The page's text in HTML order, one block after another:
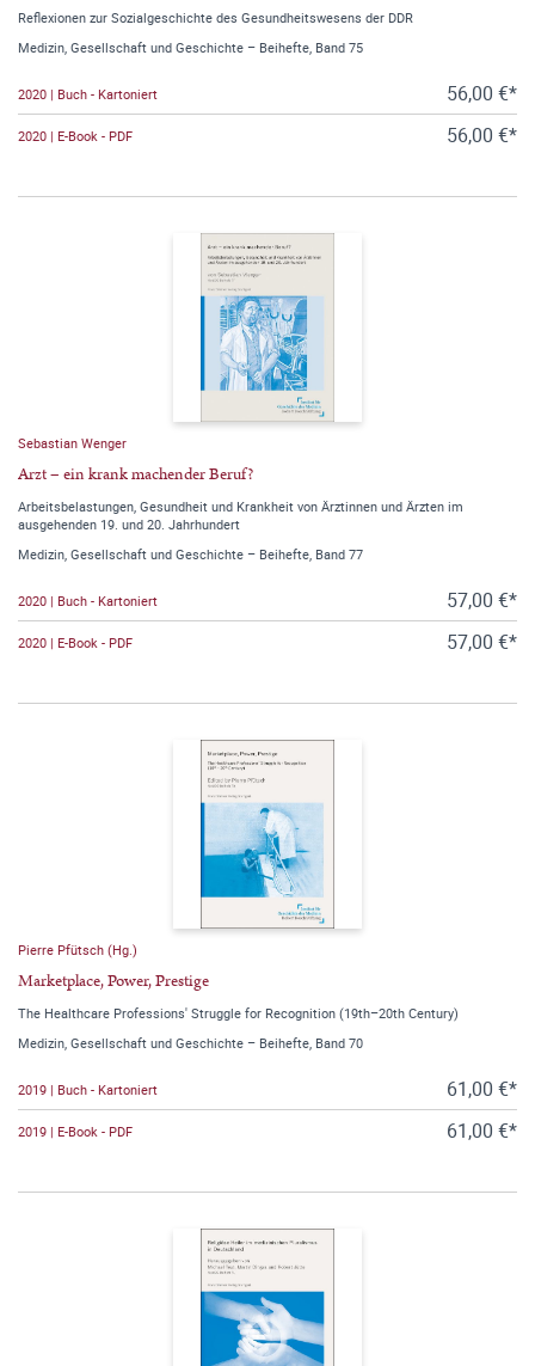
Reflexionen zur Sozialgeschichte des Gesundheitswesens der DDR
Medizin, Gesellschaft und Geschichte – Beihefte, Band 75
2020 | Buch - Kartoniert 56,00 €*
2020 | E-Book - PDF 56,00 €*
Sebastian Wenger
Arzt – ein krank machender Beruf?
Arbeitsbelastungen, Gesundheit und Krankheit von Ärztinnen und Ärzten im
ausgehenden 19. und 20. Jahrhundert
Medizin, Gesellschaft und Geschichte – Beihefte, Band 77
2020 | Buch - Kartoniert 57,00 €*
2020 | E-Book - PDF 57,00 €*
Pierre Pfütsch (Hg.)
Marketplace, Power, Prestige
The Healthcare Professions' Struggle for Recognition (19th–20th Century)
Medizin, Gesellschaft und Geschichte – Beihefte, Band 70
2019 | Buch - Kartoniert 61,00 €*
2019 | E-Book - PDF 61,00 €*